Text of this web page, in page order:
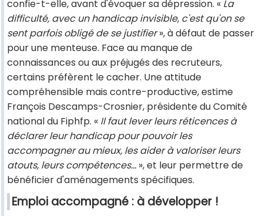
confie-t-elle, avant d'évoquer sa dépression. « La
difficulté, avec un handicap invisible, c'est qu'on se
sent parfois obligé de se justifier», à défaut de passer
pour une menteuse. Face au manque de
connaissances ou aux préjugés des recruteurs,
certains préfèrent le cacher. Une attitude
compréhensible mais contre-productive, estime
François Descamps-Crosnier, présidente du Comité
national du Fiphfp. « Il faut lever leurs réticences à
déclarer leur handicap pour pouvoir les
accompagner au mieux, les aider à valoriser leurs
atouts, leurs compétences... », et leur permettre de
bénéficier d'aménagements spécifiques.
Emploi accompagné : à développer !